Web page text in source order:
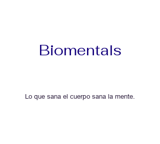
Biomentals
Lo que sana el cuerpo sana la mente.